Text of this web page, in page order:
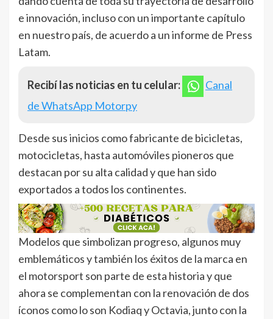
e innovación, incluso con un importante capítulo
en nuestro país, de acuerdo a un informe de Press
Latam.
Recibí las noticias en tu celular:
Canal
de WhatsApp Motorpy
Desde sus inicios como fabricante de bicicletas,
motocicletas, hasta automóviles pioneros que
destacan por su alta calidad y que han sido
exportados a todos los continentes.
Modelos que simbolizan progreso, algunos muy
emblemáticos y también los éxitos de la marca en
el motorsport son parte de esta historia y que
ahora se complementan con la renovación de dos
íconos como lo son Kodiaq y Octavia, junto con la